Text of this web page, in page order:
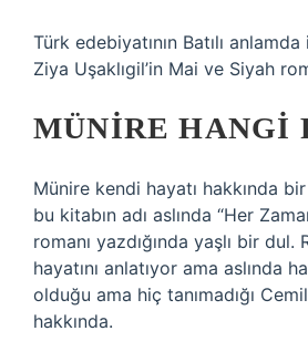
Türk edebiyatının Batılı
Ziya Uşaklıgil’in Mai ve Siyah
MÜNIRE HANGI
Münire kendi hayatı hakkında
bu kitabın adı aslında “Her
romanı yazdığında yaşlı bir dul.
hayatını anlatıyor ama aslında
olduğu ama hiç tanımadığı
hakkında.